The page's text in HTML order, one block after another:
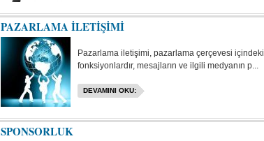
PAZARLAMA İLETİŞİMİ
Pazarlama iletişimi, pazarlama çerçevesi içindeki
fonksiyonlardır, mesajların ve ilgili medyanın p...
DEVAMINI OKU:
SPONSORLUK